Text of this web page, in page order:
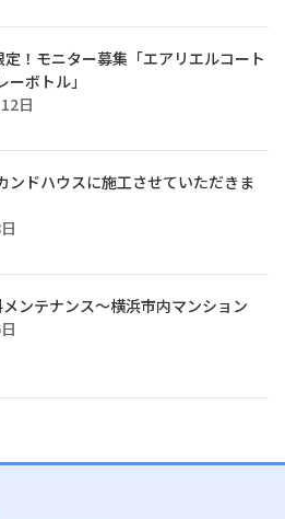
！モニター募集「エアリエルコート
ボトル」
日
ンドハウスに施工させていただきま
ンテナンス～横浜市内マンション